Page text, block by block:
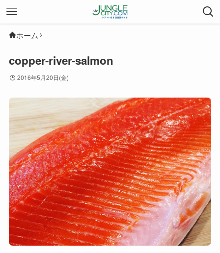
ホーム
copper-river-salmon
2016年5月20日(金)